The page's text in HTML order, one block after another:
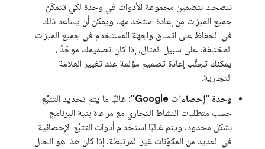
ننصحك بتضمين مجموعة الأدوات في وحدة لكي تتمكّن
جميع الميزات من إعادة استخدامها. ويمكن أن يساعد ذلك
في الحفاظ على اتساق واجهة المستخدم في جميع الميزات
المختلفة. على سبيل المثال، إذا كان تصميمك موحّدًا،
يمكنك تجنُّب إعادة تصميم مؤلمة عند تغيير العلامة
التجارية.
وحدة "إحصاءات Google"
: غالبًا ما يتم تحديد التتبُّع
حسب متطلبات النشاط التجاري مع مراعاة بنية البرنامج
بشكل محدود. ويتم غالبًا استخدام أدوات التتبُّع الإحصائية
في العديد من المكوّنات غير المرتبطة. إذا كان هذا هو الحال